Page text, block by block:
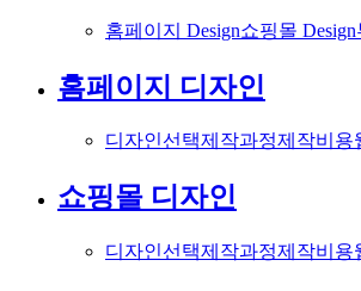
홈페이지 Design쇼핑몰 Design
홈페이지 디자인
디자인선택제작과정제작비용
쇼핑몰 디자인
디자인선택제작과정제작비용